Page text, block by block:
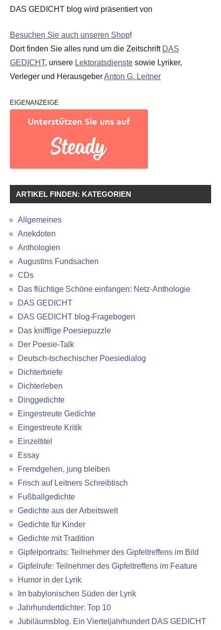
DAS GEDICHT blog wird präsentiert von
Besuchen Sie auch unseren Shop!
Dort finden Sie alles rund um die Zeitschrift DAS
GEDICHT, unsere Lektoratsdienste sowie Lyriker,
Verleger und HerausgeberAnton G. Leitner
EIGENANZEIGE
ARTIKEL FINDEN: KATEGORIEN
Allgemeines
Anekdoten
Anthologien
Augustins Fundsachen
CDs
Das flüchtige Schöne einfangen: Netz-Anthologie
DAS GEDICHT
DAS GEDICHT blog-Fragebogen
Das knifflige Poesiepuzzle
Der Poesie-Talk
Deutsch-tschechischer Poesiedialog
Dichterbriefe
Dichterleben
Dinggedichte
Eingestreute Gedichte
Eingestreute Kritik
Einzeltitel
Essay
Fremdgehen, jung bleiben
Frisch auf Leitners Schreibtisch
Fußballgedichte
Gedichte aus der Arbeitswelt
Gedichte für Kinder
Gedichte mit Tradition
Gipfelportraits: Teilnehmer des Gipfeltreffens im Bild
Gipfelrufe: Teilnehmer des Gipfeltreffens im Feature
Humor in der Lyrik
Im babylonischen Süden der Lyrik
Jahrhundertdichter: Top 10
Jubiläumsblog. Ein Vierteljahrhundert DAS GEDICHT